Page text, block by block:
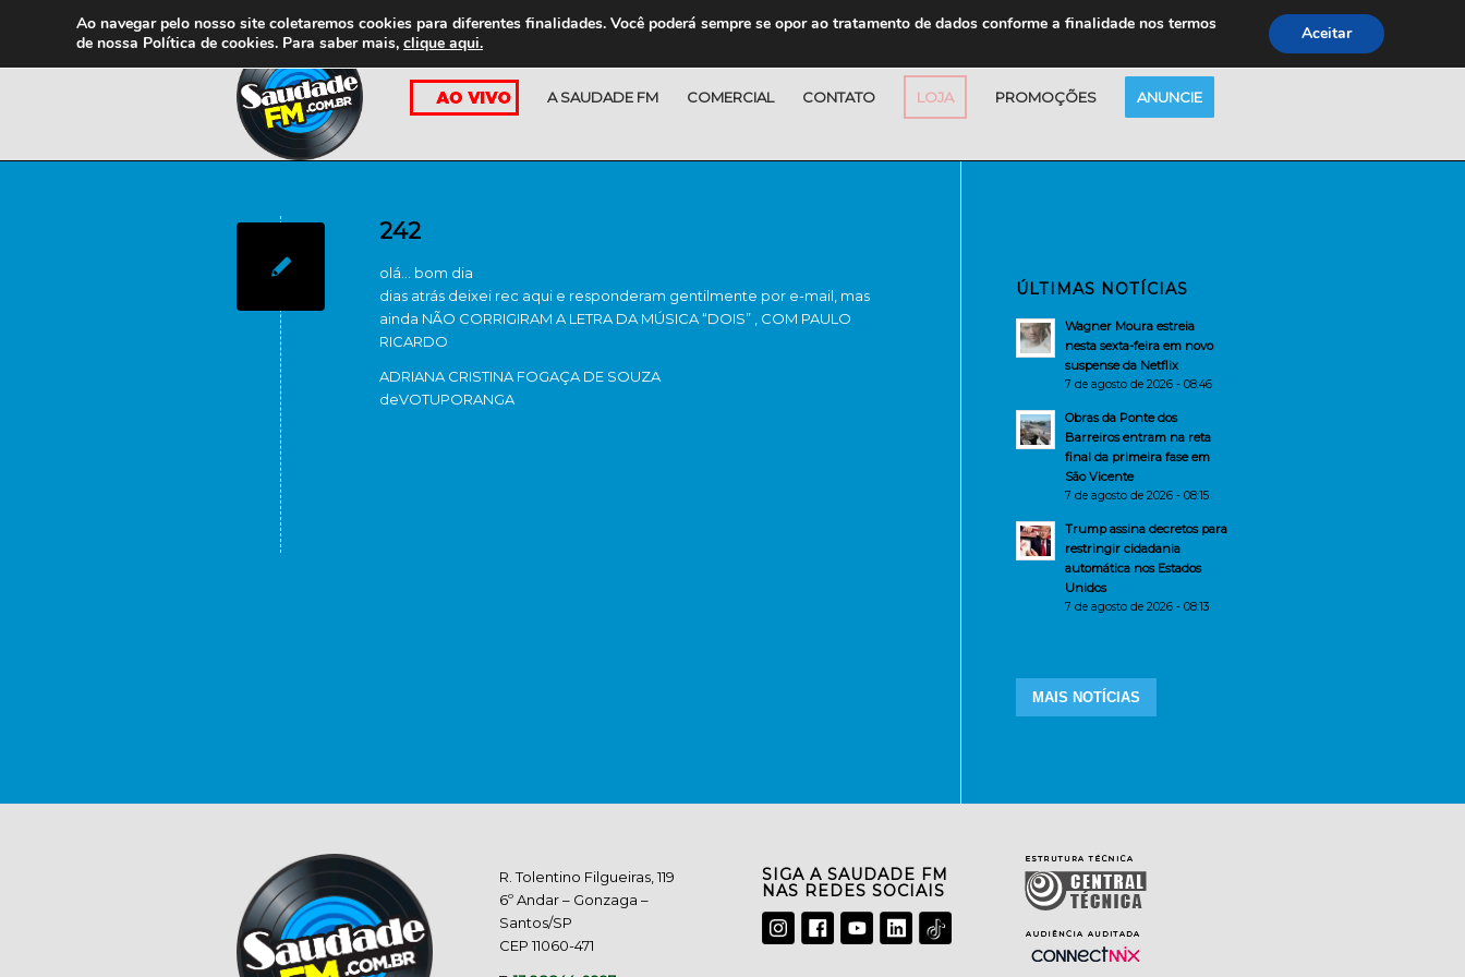
A SAUDADE FM COMERCIAL CONTATO LOJA PROMOÇÕES ANUNCIE
242
olá… bom dia
dias atrás deixei rec aqui e responderam gentilmente por e-mail, mas
ainda NÃO CORRIGIRAM A LETRA DA MÚSICA “DOIS” , COM PAULO
RICARDO
ADRIANA CRISTINA FOGAÇA DE SOUZA
deVOTUPORANGA
ÚLTIMAS NOTÍCIAS
Wagner Moura estreia
nesta sexta-feira em novo
suspense da Netflix
7 de agosto de 2026 - 08:46
Obras da Ponte dos
Barreiros entram na reta
final da primeira fase em
São Vicente
7 de agosto de 2026 - 08:15
Trump assina decretos para
restringir cidadania
automática nos Estados
Unidos
7 de agosto de 2026 - 08:13
MAIS NOTÍCIAS
R. Tolentino Filgueiras, 119
6º Andar – Gonzaga –
Santos/SP
CEP 11060-471
SIGA A SAUDADE FM
NAS REDES SOCIAIS
Ao navegar pelo nosso site coletaremos cookies para diferentes finalidades. Você poderá sempre se opor ao tratamento de dados conforme a finalidade nos termos
de nossa Política de cookies. Para saber mais, clique aqui. Aceitar